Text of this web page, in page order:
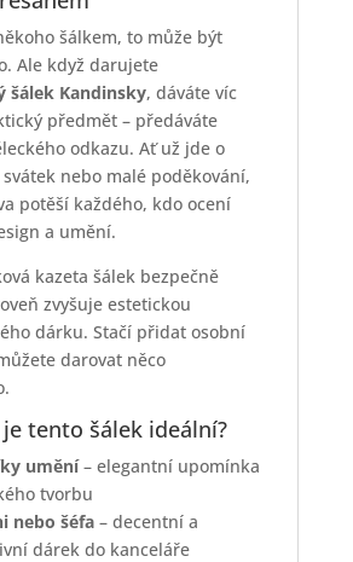
šálkem, to může být
Ale když darujete
šálek Kandinsky, dáváte víc
předmět – předáváte
odkazu. Ať už jde o
nebo malé poděkování,
potěší každého, kdo ocení
a umění.
kazeta šálek bezpečně
zvyšuje estetickou
dárku. Stačí přidat osobní
darovat něco
tento šálek ideální?
umění– elegantní upomínka
tvorbu
nebo šéfa– decentní a
dárek do kanceláře